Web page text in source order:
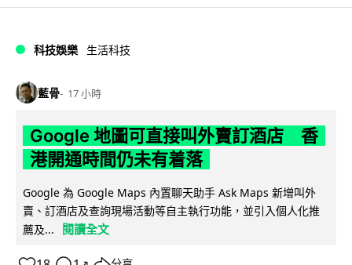
科技娛樂 生活科技
藍骨 17 小時
Google 地圖可直接叫外賣訂酒店 香
港開通時間仍未有着落
Google 為 Google Maps 內置聊天助手 Ask Maps 新增叫外
賣、訂酒店及查詢現場活動等自主執行功能，並引入個人化推
薦及...
閱讀全文